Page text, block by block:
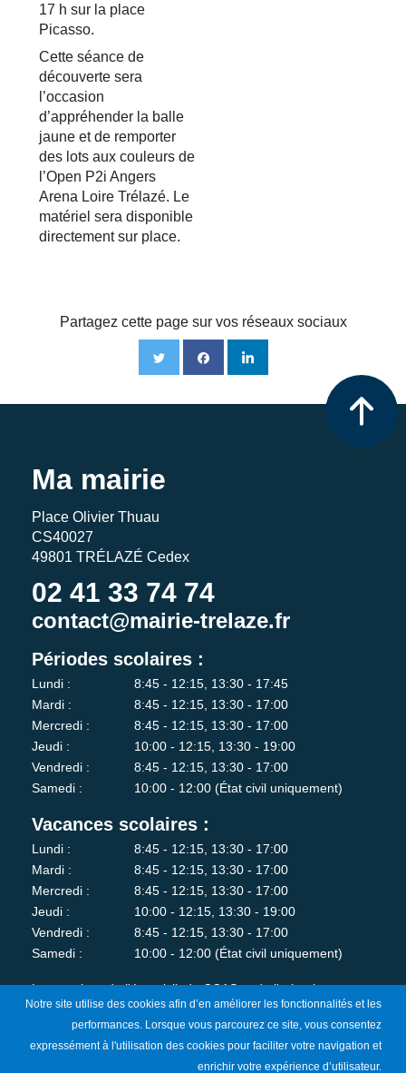
17 h sur la place
Picasso.
Cette séance de
découverte sera
l’occasion
d’appréhender la balle
jaune et de remporter
des lots aux couleurs de
l’Open P2i Angers
Arena Loire Trélazé. Le
matériel sera disponible
directement sur place.
Partagez cette page sur vos réseaux sociaux
Ma mairie
Place Olivier Thuau
CS40027
49801 TRÉLAZÉ Cedex
02 41 33 74 74
contact@mairie-trelaze.fr
Périodes scolaires :
Lundi :
8:45 - 12:15, 13:30 - 17:45
Mardi :
8:45 - 12:15, 13:30 - 17:00
Mercredi :
8:45 - 12:15, 13:30 - 17:00
Jeudi :
10:00 - 12:15, 13:30 - 19:00
Vendredi :
8:45 - 12:15, 13:30 - 17:00
Samedi :
10:00 - 12:00 (État civil uniquement)
Vacances scolaires :
Lundi :
8:45 - 12:15, 13:30 - 17:00
Mardi :
8:45 - 12:15, 13:30 - 17:00
Mercredi :
8:45 - 12:15, 13:30 - 17:00
Jeudi :
10:00 - 12:15, 13:30 - 19:00
Vendredi :
8:45 - 12:15, 13:30 - 17:00
Samedi :
10:00 - 12:00 (État civil uniquement)
Les services de l'état-civil, du CCAS et de l'urbanisme sont
fermés au public le lundi matin.
Je m'abonne à la newsletter
Notre site utilise des cookies afin d’en améliorer les fonctionnalités et les
performances. Lorsque vous parcourez ce site, vous consentez
expressément à l'utilisation des cookies pour faciliter votre navigation et
enrichir votre expérience d’utilisateur.